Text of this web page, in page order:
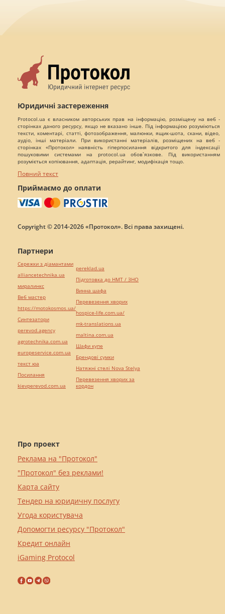
Юридичні застереження
Protocol.ua є власником авторських прав на інформацію, розміщену на веб -
сторінках даного ресурсу, якщо не вказано інше. Під інформацією розуміються
тексти, коментарі, статті, фотозображення, малюнки, ящик-шота, скани, відео,
аудіо, інші матеріали. При використанні матеріалів, розміщених на веб -
сторінках «Протокол» наявність гіперпосилання відкритого для індексації
пошуковими системами на protocol.ua обов`язкове. Під використанням
розуміється копіювання, адаптація, рерайтинг, модифікація тощо.
Повний текст
Приймаємо до оплати
Copyright © 2014-2026 «Протокол». Всі права захищені.
Про проект
Реклама на "Протокол"
"Протокол" без реклами!
Карта сайту
Тендер на юридичну послугу
Угода користувача
Допомогти ресурсу "Протокол"
Кредит онлайн
iGaming Protocol
Партнери
Сережки з діамантами
alliancetechnika.ua
миралинкс
Веб мастер
https://motokosmos.ua/
Синтезатори
perevod.agency
agrotechnika.com.ua
europeservice.com.ua
текст юа
Посилання
kievperevod.com.ua
pereklad.ua
Підготовка до НМТ / ЗНО
Винна шафа
Перевезення хворих
hospice-life.com.ua/
mk-translations.ua
maltina.com.ua
Шафи купе
Брендові сумки
Натяжні стелі Nova Stelya
Перевезення хворих за
кордон